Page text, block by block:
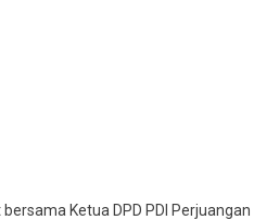
Ketua DPD PDI Perjuangan